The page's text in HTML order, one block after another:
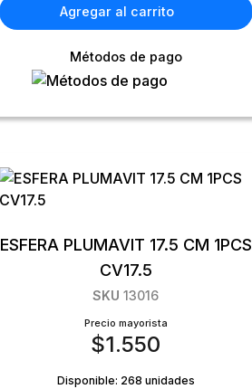
Agregar al carrito
Métodos de pago
ESFERA PLUMAVIT 17.5 CM 1PCS
CV17.5
SKU 13016
Precio mayorista
$1.550
Disponible: 268 unidades